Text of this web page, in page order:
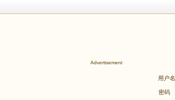
Advertisement
用户名
密码